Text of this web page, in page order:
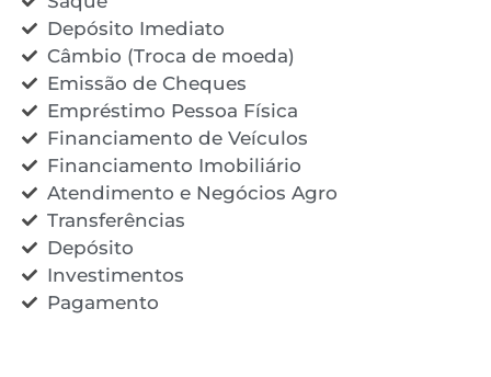
Depósito Imediato
Câmbio (Troca de moeda)
Emissão de Cheques
Empréstimo Pessoa Física
Financiamento de Veículos
Financiamento Imobiliário
Atendimento e Negócios Agro
Transferências
Depósito
Investimentos
Pagamento